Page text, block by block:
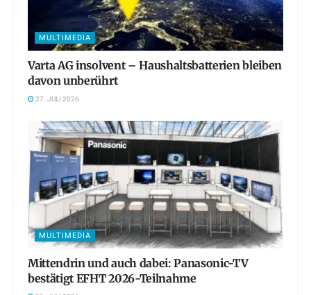
MULTIMEDIA
Varta AG insolvent – Haushaltsbatterien bleiben
davon unberührt
27. JULI 2026
MULTIMEDIA
Mittendrin und auch dabei: Panasonic-TV
bestätigt EFHT 2026-Teilnahme